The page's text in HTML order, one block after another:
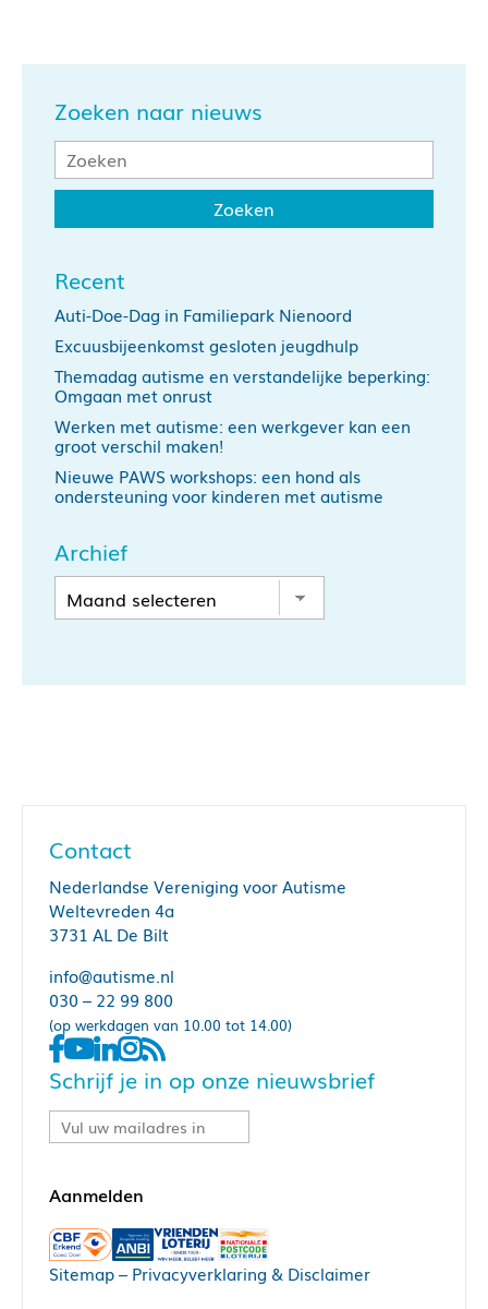
Zoeken naar nieuws
Recent
Auti-Doe-Dag in Familiepark Nienoord
Excuusbijeenkomst gesloten jeugdhulp
Themadag autisme en verstandelijke beperking:
Omgaan met onrust
Werken met autisme: een werkgever kan een
groot verschil maken!
Nieuwe PAWS workshops: een hond als
ondersteuning voor kinderen met autisme
Archief
Contact
Nederlandse Vereniging voor Autisme
Weltevreden 4a
3731 AL De Bilt
info@autisme.nl
030 – 22 99 800
(op werkdagen van 10.00 tot 14.00)
Schrijf je in op onze nieuwsbrief
Sitemap– Privacyverklaring & Disclaimer